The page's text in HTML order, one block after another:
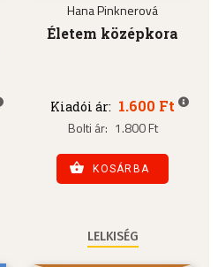
Hana Pinknerová
Életem középkora
Kiadói ár: 1.600 Ft
Bolti ár: 1.800 Ft
KOSÁRBA
LELKISÉG